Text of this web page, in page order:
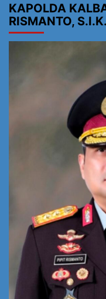
KAPOLDA
RISMANTO,